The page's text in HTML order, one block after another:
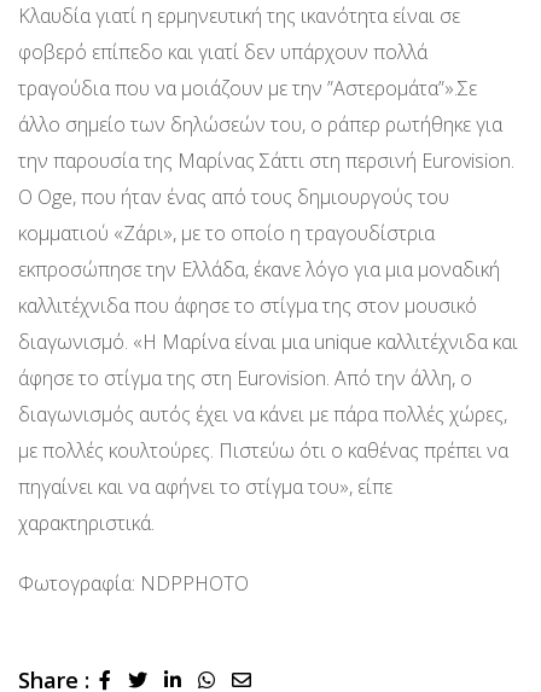
Κλαυδία γιατί η ερμηνευτική της ικανότητα είναι σε
φοβερό επίπεδο και γιατί δεν υπάρχουν πολλά
τραγούδια που να μοιάζουν με την ”Αστερομάτα”».Σε
άλλο σημείο των δηλώσεών του, ο ράπερ ρωτήθηκε για
την παρουσία της Μαρίνας Σάττι στη περσινή Eurovision.
Ο Oge, που ήταν ένας από τους δημιουργούς του
κομματιού «Ζάρι», με το οποίο η τραγουδίστρια
εκπροσώπησε την Ελλάδα, έκανε λόγο για μια μοναδική
καλλιτέχνιδα που άφησε το στίγμα της στον μουσικό
διαγωνισμό. «Η Μαρίνα είναι μια unique καλλιτέχνιδα και
άφησε το στίγμα της στη Eurovision. Από την άλλη, ο
διαγωνισμός αυτός έχει να κάνει με πάρα πολλές χώρες,
με πολλές κουλτούρες. Πιστεύω ότι ο καθένας πρέπει να
πηγαίνει και να αφήνει το στίγμα του», είπε
χαρακτηριστικά.
Φωτογραφία: NDPPHOTO
Share : LinkedInWhatsapp
Share